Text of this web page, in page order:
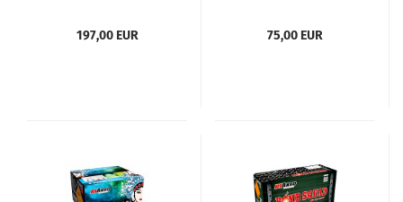
197,00 EUR 75,00 EUR